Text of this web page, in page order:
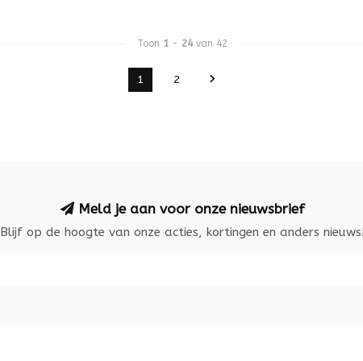
Toon 1 - 24van 42
1 2
Meld je aan voor onze nieuwsbrief
Blijf op de hoogte van onze acties, kortingen en anders nieuws!